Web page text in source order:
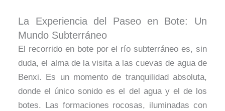
La Experiencia del Paseo en Bote: Un
Mundo Subterráneo
El recorrido en bote por el río subterráneo es, sin
duda, el alma de la visita a las cuevas de agua de
Benxi. Es un momento de tranquilidad absoluta,
donde el único sonido es el del agua y el de los
botes. Las formaciones rocosas, iluminadas con